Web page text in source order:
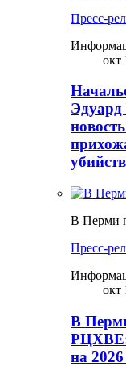
Пресс-
окт
Эдуард
В Перми
Пресс-
окт
В
РЦХВЕ:
на 2026